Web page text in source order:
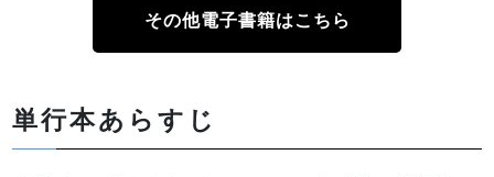
その他電子書籍はこちら
単行本あらすじ